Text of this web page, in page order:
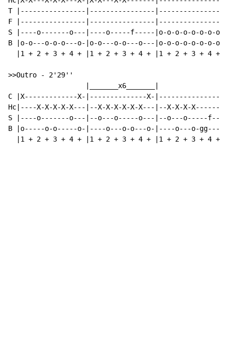
T |----------------|----------------|----------------
F |----------------|----------------|----------------|--
S |----o-------o---|----o-----f-----|o-o-o-o-o-o-o-
B |o-o---o-o-o---o-|o-o---o-o---o---|o-o-o-o-o-o-
|1 + 2 + 3 + 4 + |1 + 2 + 3 + 4 + |1 + 2 + 3 + 4 +
>>Outro -
2'29''
                   |_______x6_______|
C |X-------------X-|--------------X-|----------------
Hc|----X-X-X-X-X---|--X-X-X-X-X-X---|--X-X-X-X-------
S |----o-------o---|--o---o-----o---|--o---o-----f---
B |o-----o-o-----o-|----o---o-o---o-|----o---o-gg----
|1 + 2 + 3 + 4 + |1 + 2 + 3 + 4 + |1 + 2 + 3 + 4 +